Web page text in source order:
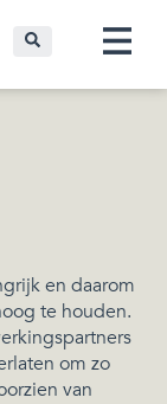
en daarom
te houden.
om zo
van